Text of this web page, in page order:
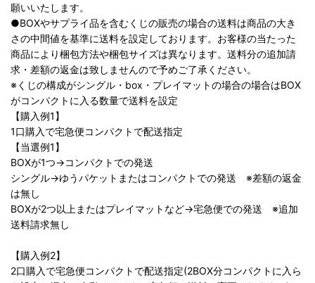
願いいたします。
●BOXやサプライ品を含むくじの販売の場合の送料は商品の大き
さの中間値を基準に送料を設定しております。お客様の当たった
商品により梱包方法や梱包サイズは異なります。送料分の追加請
求・差額の返金は致しませんので予めご了承ください。
※くじの構成がシングル・box・プレイマットの場合の場合はBOX
がコンパクトに入る数量で送料を設定
【購入例1】
1口購入で宅急便コンパクトで配送指定
【当選例1】
BOXが1つ→コンパクトでの発送
シングル→ゆうパケットまたはコンパクトでの発送 ※差額の返金
は無し
BOXが2つ以上またはプレイマットなど→宅急便での発送 ※追加
送料請求無し
【購入例2】
2口購入で宅急便コンパクトで配送指定(2BOX分コンパクトに入ら